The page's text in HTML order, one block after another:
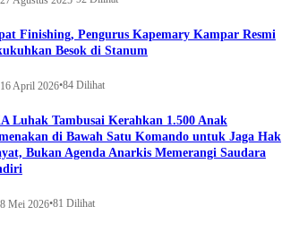
Finishing, Pengurus Kapemary Kampar Resmi
Besok di Stanum
16 April 2026•84 Dilihat
Luhak Tambusai Kerahkan 1.500 Anak
di Bawah Satu Komando untuk Jaga Hak
Bukan Agenda Anarkis Memerangi Saudara
8 Mei 2026•81 Dilihat